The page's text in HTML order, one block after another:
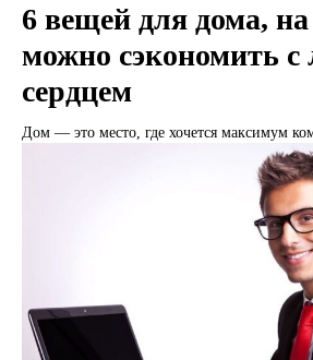
6 вещей для дома,
можно сэкономить с
сердцем
Дом — это место, где хочется максимум